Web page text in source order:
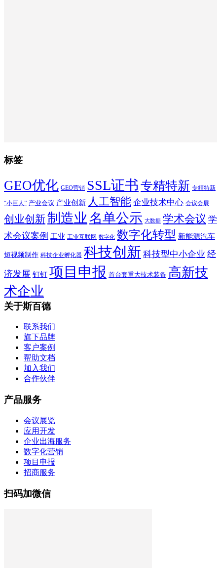
标签
GEO优化 GEO营销 SSL证书 专精特新 专精特新
“小巨人” 产业会议 产业创新 人工智能 企业技术中心 会议会展
创业创新制造业 名单公示 大数据 学术会议 学
术会议案例 工业 工业互联网 数字化 数字化转型 新能源汽车
短视频制作 科技企业孵化器 科技创新 科技型中小企业 经
济发展 钉钉 项目申报 首台套重大技术装备 高新技
术企业
关于斯百德
联系我们
旗下品牌
客户案例
帮助文档
加入我们
合作伙伴
产品服务
会议展览
应用开发
企业出海服务
数字化营销
项目申报
招商服务
扫码加微信